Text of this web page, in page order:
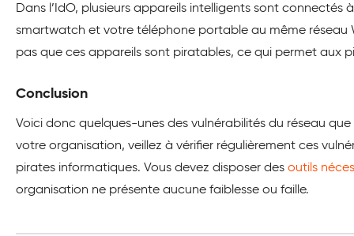
Dans l’IdO, plusieurs appareils intelligents sont
smartwatch et votre téléphone portable au même réseau
pas que ces appareils sont piratables, ce qui permet aux
Conclusion
Voici donc quelques-unes des vulnérabilités du réseau
votre organisation, veillez à vérifier régulièrement ces
pirates informatiques. Vous devez disposer des outils
organisation ne présente aucune faiblesse ou faille.